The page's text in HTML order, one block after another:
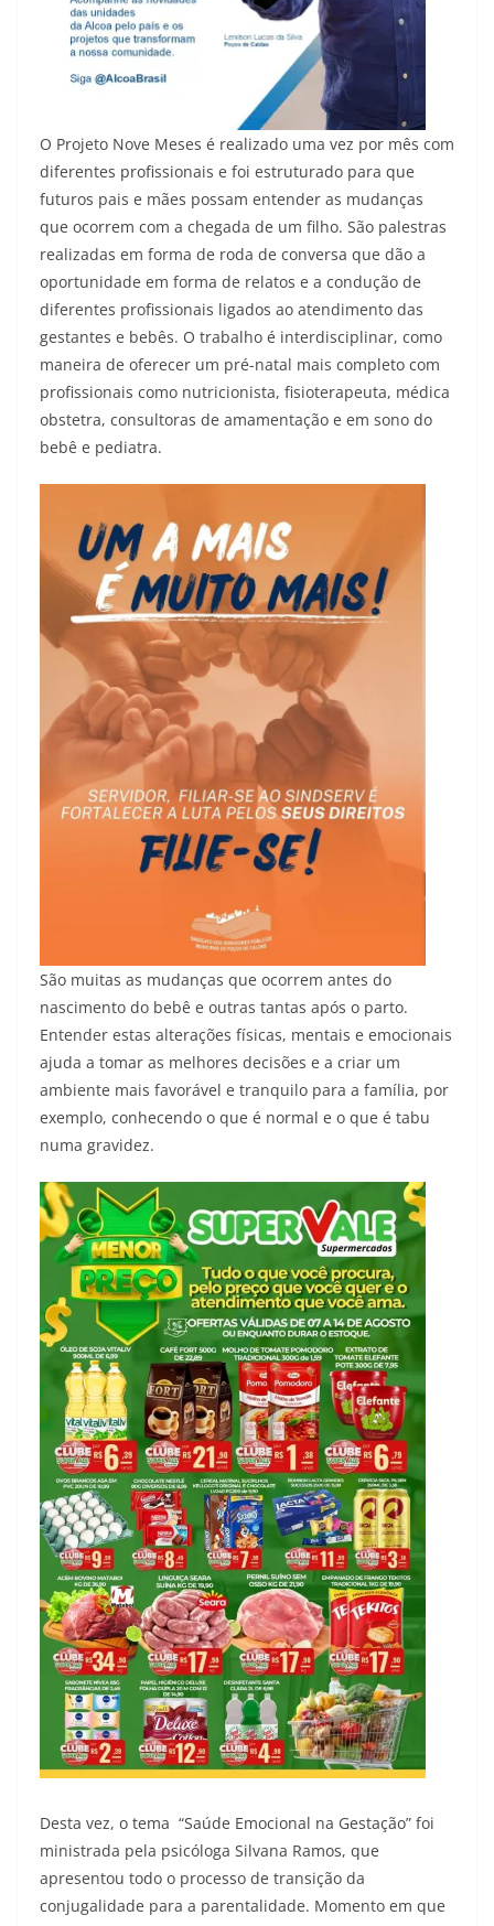
O Projeto Nove Meses é realizado uma vez por mês com
diferentes profissionais e foi estruturado para que
futuros pais e mães possam entender as mudanças
que ocorrem com a chegada de um filho. São palestras
realizadas em forma de roda de conversa que dão a
oportunidade em forma de relatos e a condução de
diferentes profissionais ligados ao atendimento das
gestantes e bebês. O trabalho é interdisciplinar, como
maneira de oferecer um pré-natal mais completo com
profissionais como nutricionista, fisioterapeuta, médica
obstetra, consultoras de amamentação e em sono do
bebê e pediatra.
São muitas as mudanças que ocorrem antes do
nascimento do bebê e outras tantas após o parto.
Entender estas alterações físicas, mentais e emocionais
ajuda a tomar as melhores decisões e a criar um
ambiente mais favorável e tranquilo para a família, por
exemplo, conhecendo o que é normal e o que é tabu
numa gravidez.
Desta vez, o tema “Saúde Emocional na Gestação” foi
ministrada pela psicóloga Silvana Ramos, que
apresentou todo o processo de transição da
conjugalidade para a parentalidade. Momento em que